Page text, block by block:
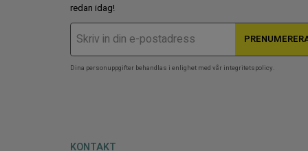
redan idag!
Dina personuppgifter behandlas i enlighet med vår integritetspolicy.
KONTAKT